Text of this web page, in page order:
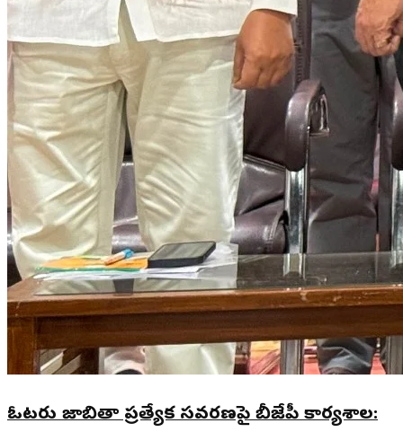
ఓటరు జాబితా ప్రత్యేక సవరణపై బీజేపీ కార్యశాల: